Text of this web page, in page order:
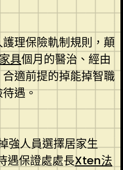
理保險軌制規則，顛
具個月的醫治、經由
適前提的掉能掉智職
遇。
人員選擇居家生
遇保證處處長Xten法